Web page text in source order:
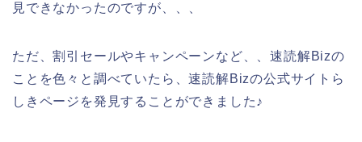
見できなかったのですが、、、
ただ、割引セールやキャンペーンなど、、速読解Bizの
ことを色々と調べていたら、速読解Bizの公式サイトら
しきページを発見することができました♪